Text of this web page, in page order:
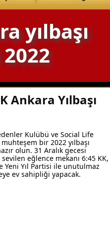
yılbaşı
Ankara Yılbaşı
Kulübü ve Social Life
bir 2022 yılbaşı
olun. 31 Aralık gecesi
sevilen eğlence mekanı 6:45 KK,
Yeni Yıl Partisi ile unutulmaz
ev sahipliği yapacak.